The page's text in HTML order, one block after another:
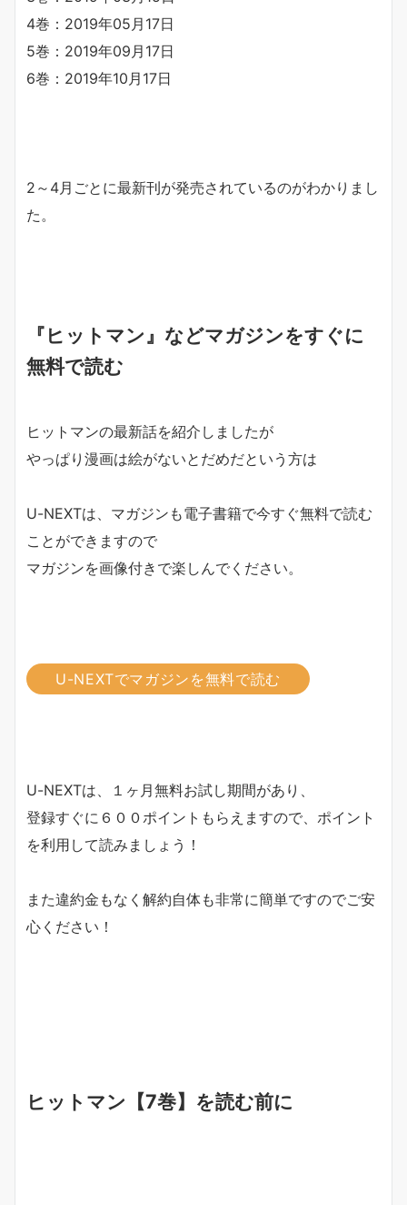
4巻：2019年05月17日
5巻：2019年09月17日
6巻：2019年10月17日
2～4月ごとに最新刊が発売されているのがわかりまし
た。
『ヒットマン』などマガジンをすぐに
無料で読む
ヒットマンの最新話を紹介しましたが
やっぱり漫画は絵がないとだめだという方は
U-NEXTは、マガジンも電子書籍で今すぐ無料で読む
ことができますので
マガジンを画像付きで楽しんでください。
U-NEXTでマガジンを無料で読む
U-NEXTは、１ヶ月無料お試し期間があり、
登録すぐに６００ポイントもらえますので、ポイント
を利用して読みましょう！
また違約金もなく解約自体も非常に簡単ですのでご安
心ください！
ヒットマン【7巻】を読む前に